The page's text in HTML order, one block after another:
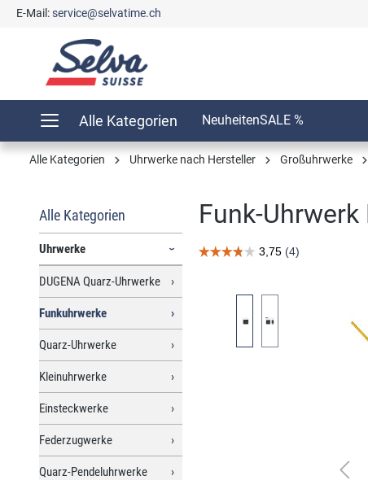
Zur Hauptnavigation springen
E-Mail:service@selvatime.ch
Alle Kategorien NeuheitenSALE %
Alle Kategorien Uhrwerke nach Hersteller Großuhrwerke
Alle Kategorien
Uhrwerke
DUGENA Quarz-Uhrwerke
Funkuhrwerke
Quarz-Uhrwerke
Kleinuhrwerke
Einsteckwerke
Federzugwerke
Quarz-Pendeluhrwerke
Funk-Uhrwerk